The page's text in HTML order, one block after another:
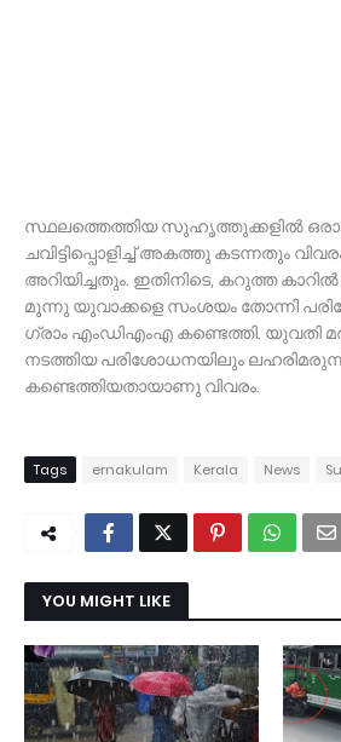
സ്ഥലത്തെത്തിയ സുഹൃത്തുക്കളിൽ
ചവിട്ടിപ്പൊളിച്ച് അകത്തു കടന്നതും
അറിയിച്ചതും. ഇതിനിടെ, കറുത്ത
മൂന്നു യുവാക്കളെ സംശയം തോന്നി
ഗ്രാം എംഡിഎംഎ കണ്ടെത്തി. യുവതി
നടത്തിയ പരിശോധനയിലും
കണ്ടെത്തിയതായാണു വിവരം.
Tags ernakulam Kerala News
YOU MIGHT LIKE